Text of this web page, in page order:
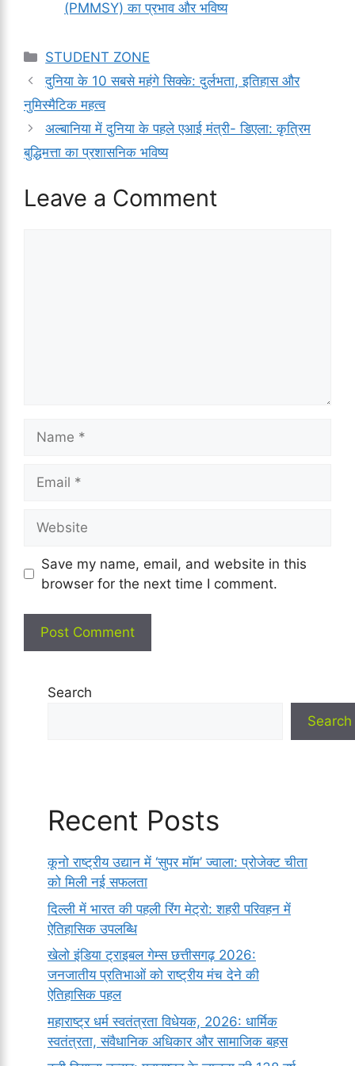
(PMMSY) का प्रभाव और भविष्य
Categories
STUDENT ZONE
दुनिया के 10 सबसे महंगे सिक्के: दुर्लभता, इतिहास और
नुमिस्मैटिक महत्व
अल्बानिया में दुनिया के पहले एआई मंत्री- डिएला: कृत्रिम
बुद्धिमत्ता का प्रशासनिक भविष्य
Leave a Comment
Save my name, email, and website in this
browser for the next time I comment.
Search
Search
Recent Posts
कूनो राष्ट्रीय उद्यान में ‘सुपर मॉम’ ज्वाला: प्रोजेक्ट चीता
को मिली नई सफलता
दिल्ली में भारत की पहली रिंग मेट्रो: शहरी परिवहन में
ऐतिहासिक उपलब्धि
खेलो इंडिया ट्राइबल गेम्स छत्तीसगढ़ 2026:
जनजातीय प्रतिभाओं को राष्ट्रीय मंच देने की
ऐतिहासिक पहल
महाराष्ट्र धर्म स्वतंत्रता विधेयक, 2026: धार्मिक
स्वतंत्रता, संवैधानिक अधिकार और सामाजिक बहस